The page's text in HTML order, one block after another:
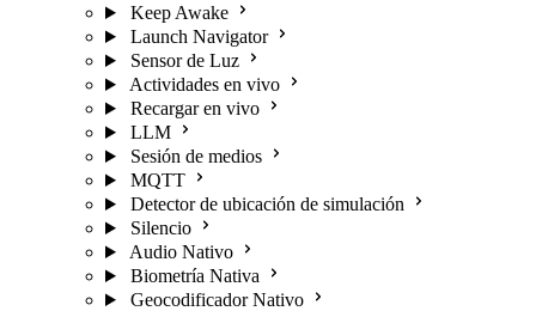
Keep Awake
Launch Navigator
Sensor de Luz
Actividades en vivo
Recargar en vivo
LLM
Sesión de medios
MQTT
Detector de ubicación de simulación
Silencio
Audio Nativo
Biometría Nativa
Geocodificador Nativo